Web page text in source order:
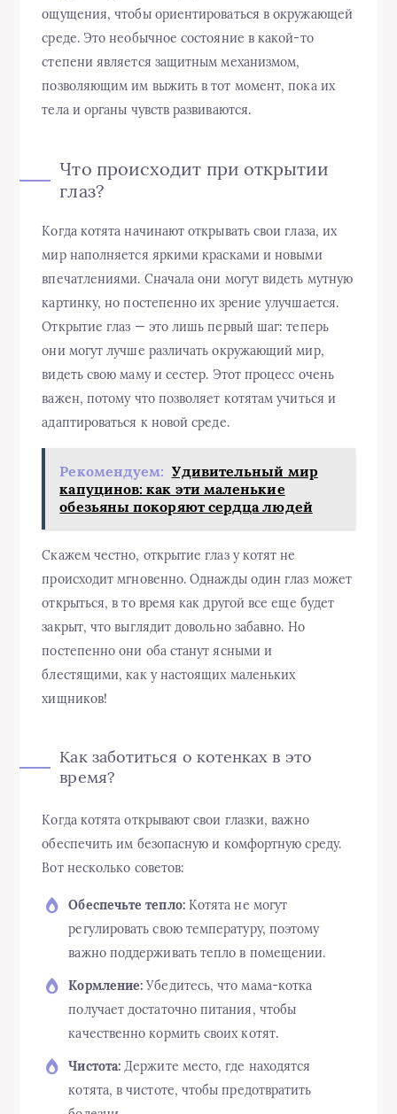
ощущения, чтобы ориентироваться в окружающей
среде. Это необычное состояние в какой-то
степени является защитным механизмом,
позволяющим им выжить в тот момент, пока их
тела и органы чувств развиваются.
Что происходит при открытии
глаз?
Когда котята начинают открывать свои глаза, их
мир наполняется яркими красками и новыми
впечатлениями. Сначала они могут видеть мутную
картинку, но постепенно их зрение улучшается.
Открытие глаз — это лишь первый шаг: теперь
они могут лучше различать окружающий мир,
видеть свою маму и сестер. Этот процесс очень
важен, потому что позволяет котятам учиться и
адаптироваться к новой среде.
Рекомендуем: Удивительный мир
капуцинов: как эти маленькие
обезьяны покоряют сердца людей
Скажем честно, открытие глаз у котят не
происходит мгновенно. Однажды один глаз может
открыться, в то время как другой все еще будет
закрыт, что выглядит довольно забавно. Но
постепенно они оба станут ясными и
блестящими, как у настоящих маленьких
хищников!
Как заботиться о котенках в это
время?
Когда котята открывают свои глазки, важно
обеспечить им безопасную и комфортную среду.
Вот несколько советов:
Обеспечьте тепло:Котята не могут
регулировать свою температуру, поэтому
важно поддерживать тепло в помещении.
Кормление: Убедитесь, что мама-котка
получает достаточно питания, чтобы
качественно кормить своих котят.
Чистота: Держите место, где находятся
котята, в чистоте, чтобы предотвратить